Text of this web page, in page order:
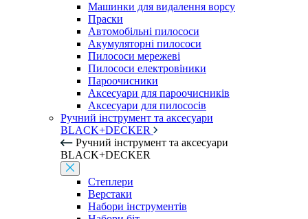
Машинки для видалення ворсу
Праски
Автомобільні пилососи
Акумуляторні пилососи
Пилососи мережеві
Пилососи електровіники
Пароочисники
Аксесуари для пароочисників
Аксесуари для пилососів
Ручний інструмент та аксесуари
BLACK+DECKER
Ручний інструмент та аксесуари
BLACK+DECKER
Степлери
Верстаки
Набори інструментів